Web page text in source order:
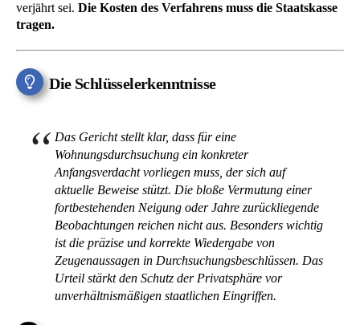
verjährt sei. Die Kosten des Verfahrens muss die Staatskasse
tragen.
Die Schlüsselerkenntnisse
Das Gericht stellt klar, dass für eine
Wohnungsdurchsuchung ein konkreter
Anfangsverdacht vorliegen muss, der sich auf
aktuelle Beweise stützt. Die bloße Vermutung einer
fortbestehenden Neigung oder Jahre zurückliegende
Beobachtungen reichen nicht aus. Besonders wichtig
ist die präzise und korrekte Wiedergabe von
Zeugenaussagen in Durchsuchungsbeschlüssen. Das
Urteil stärkt den Schutz der Privatsphäre vor
unverhältnismäßigen staatlichen Eingriffen.